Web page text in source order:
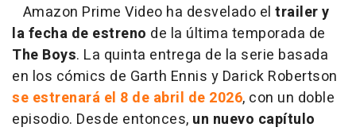
Amazon Prime Video ha desvelado el trailer y
la fecha de estreno de la última temporada de
The Boys. La quinta entrega de la serie basada
en los cómics de Garth Ennis y Darick Robertson
se estrenará el 8 de abril de 2026, con un doble
episodio. Desde entonces, un nuevo capítulo